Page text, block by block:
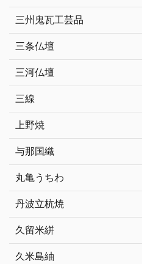
三州鬼瓦工芸品
三条仏壇
三河仏壇
三線
上野焼
与那国織
丸亀うちわ
丹波立杭焼
久留米絣
久米島紬